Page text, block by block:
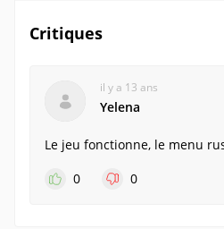
Critiques
il y a 13 ans
Yelena
Le jeu fonctionne, le menu
0
0